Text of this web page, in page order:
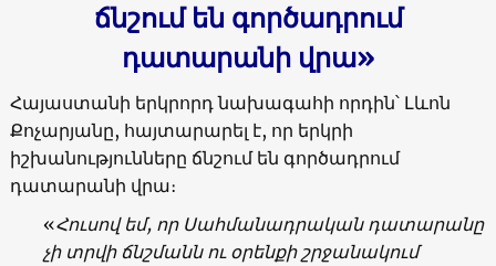
ճնշում են գործադրում
դատարանի վրա»
Հայաստանի երկրորդ նախագահի որդին՝ Լևոն
Քոչարյանը, հայտարարել է, որ երկրի
իշխանությունները ճնշում են գործադրում
դատարանի վրա։
«Հուսով եմ, որ Սահմանադրական դատարանը
չի տրվի ճնշմանն ու օրենքի շրջանակում